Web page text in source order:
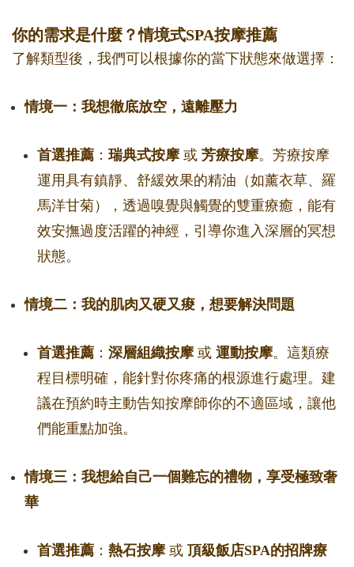
你的需求是什麼？情境式SPA按摩推薦
了解類型後，我們可以根據你的當下狀態來做選擇：
情境一：我想徹底放空，遠離壓力
首選推薦 ： 瑞典式按摩或 芳療按摩。芳療按摩
運用具有鎮靜、舒緩效果的精油（如薰衣草、羅
馬洋甘菊），透過嗅覺與觸覺的雙重療癒，能有
效安撫過度活躍的神經，引導你進入深層的冥想
狀態。
情境二：我的肌肉又硬又痠，想要解決問題
首選推薦 ： 深層組織按摩或 運動按摩。這類療
程目標明確，能針對你疼痛的根源進行處理。建
議在預約時主動告知按摩師你的不適區域，讓他
們能重點加強。
情境三：我想給自己一個難忘的禮物，享受極致奢
華
首選推薦 ： 熱石按摩或 頂級飯店SPA的招牌療